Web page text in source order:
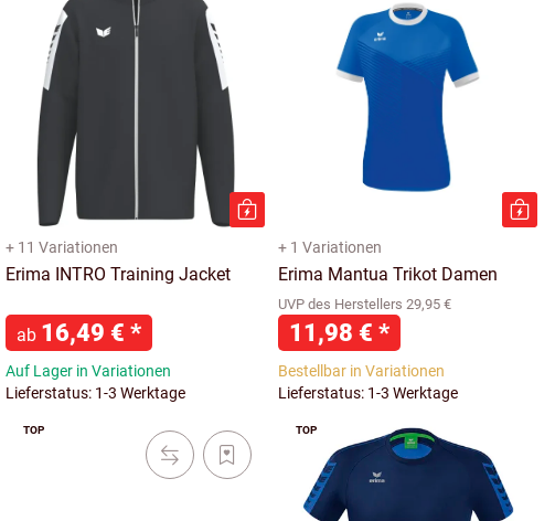
+ 11 Variationen
Erima INTRO Training Jacket
ab 16,49 € *
Auf Lager in Variationen
Lieferstatus: 1-3 Werktage
+ 1 Variationen
Erima Mantua Trikot Damen
UVP des Herstellers 29,95 €
11,98 € *
Bestellbar in Variationen
Lieferstatus: 1-3 Werktage
TOP TOP